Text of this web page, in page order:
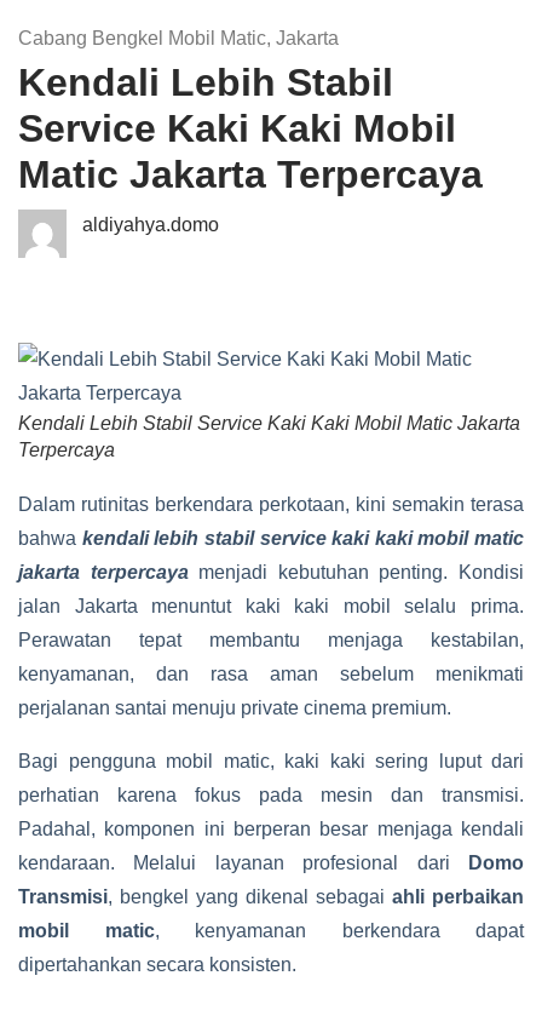
Cabang Bengkel Mobil Matic, Jakarta
Kendali Lebih Stabil
Service Kaki Kaki Mobil
Matic Jakarta Terpercaya
aldiyahya.domo
Kendali Lebih Stabil Service Kaki Kaki Mobil Matic Jakarta
Terpercaya
Dalam rutinitas berkendara perkotaan, kini semakin terasa
bahwa kendali lebih stabil service kaki kaki mobil matic
jakarta terpercayamenjadi kebutuhan penting. Kondisi
jalan Jakarta menuntut kaki kaki mobil selalu prima.
Perawatan tepat membantu menjaga kestabilan,
kenyamanan, dan rasa aman sebelum menikmati
perjalanan santai menuju private cinema premium.
Bagi pengguna mobil matic, kaki kaki sering luput dari
perhatian karena fokus pada mesin dan transmisi.
Padahal, komponen ini berperan besar menjaga kendali
kendaraan. Melalui layanan profesional dari
Domo
Transmisi, bengkel yang dikenal sebagai ahli perbaikan
mobil matic, kenyamanan berkendara dapat
dipertahankan secara konsisten.